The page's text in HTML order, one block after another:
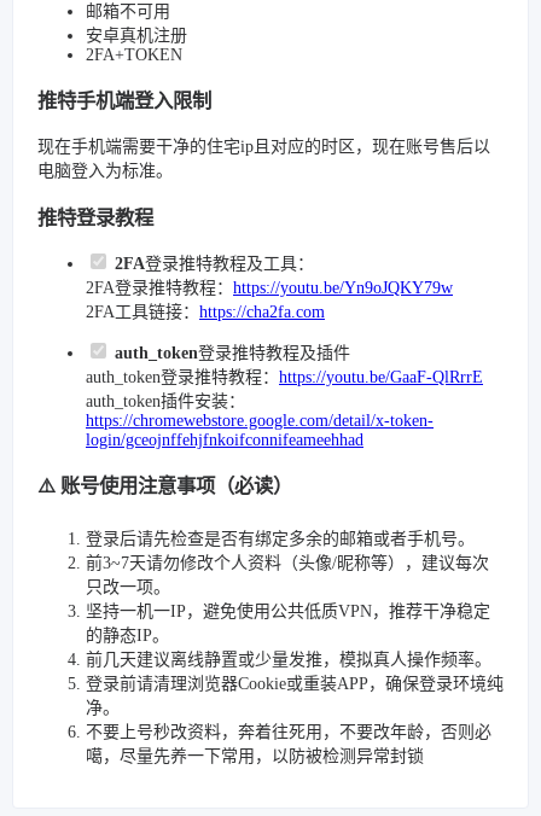
邮箱不可用
安卓真机注册
2FA+TOKEN
推特手机端登入限制
现在手机端需要干净的住宅ip且对应的时区，现在账号售后以
电脑登入为标准。
推特登录教程
2FA登录推特教程及工具：
2FA登录推特教程： https://youtu.be/Yn9oJQKY79w
2FA工具链接： https://cha2fa.com
auth_token登录推特教程及插件
auth_token登录推特教程： https://youtu.be/GaaF-QlRrrE
auth_token插件安装：
https://chromewebstore.google.com/detail/x-token-
login/gceojnffehjfnkoifconnifeameehhad
⚠️ 账号使用注意事项（必读）
登录后请先检查是否有绑定多余的邮箱或者手机号。
前3~7天请勿修改个人资料（头像/昵称等），建议每次
只改一项。
坚持一机一IP，避免使用公共低质VPN，推荐干净稳定
的静态IP。
前几天建议离线静置或少量发推，模拟真人操作频率。
登录前请清理浏览器Cookie或重装APP，确保登录环境纯
净。
不要上号秒改资料，奔着往死用，不要改年龄，否则必
噶，尽量先养一下常用，以防被检测异常封锁